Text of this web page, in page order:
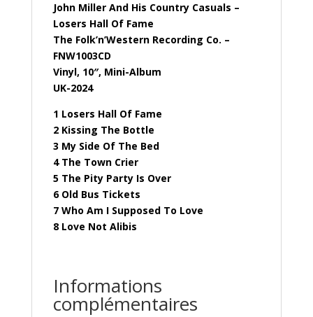
John Miller And His Country Casuals –
Losers Hall Of Fame
The Folk’n’Western Recording Co. –
FNW1003CD
Vinyl, 10″, Mini-Album
UK-2024
1 Losers Hall Of Fame
2 Kissing The Bottle
3 My Side Of The Bed
4 The Town Crier
5 The Pity Party Is Over
6 Old Bus Tickets
7 Who Am I Supposed To Love
8 Love Not Alibis
Informations
complémentaires